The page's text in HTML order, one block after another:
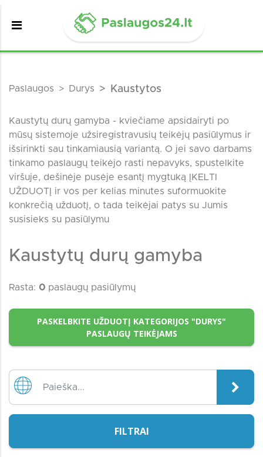
Paslaugos Durys Kaustytos
Kaustytų durų gamyba - kviečiame apsidairyti po
mūsų sistemoje užsiregistravusių teikėjų pasiūlymus ir
išsirinkti sau tinkamiausią variantą. O jei savo darbams
tinkamo paslaugų teikėjo rasti nepavyks, spustelkite
viršuje, dešinėje pusėje esantį mygtuką ĮKELTI
UŽDUOTĮ ir vos per kelias minutes suformuokite
konkrečią užduotį, o tada teikėjai patys su Jumis
susisieks su pasiūlymu
Kaustytų durų gamyba
Rasta: 0 paslaugų pasiūlymų
PASKELBKITE UŽDUOTĮ KATEGORIJOS "DURYS"
PASLAUGŲ TEIKĖJAMS
FILTRAI